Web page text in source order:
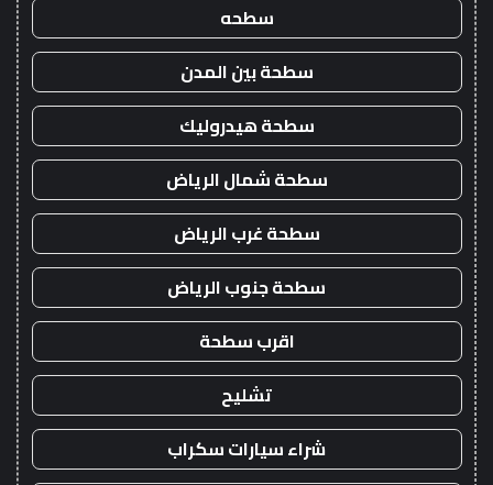
سطحه
سطحة بين المدن
سطحة هيدروليك
سطحة شمال الرياض
سطحة غرب الرياض
سطحة جنوب الرياض
اقرب سطحة
تشليح
شراء سيارات سكراب